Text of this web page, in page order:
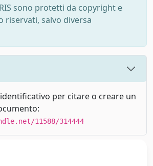
sono protetti da copyright e
salvo diversa
per citare o creare un
11588/314444